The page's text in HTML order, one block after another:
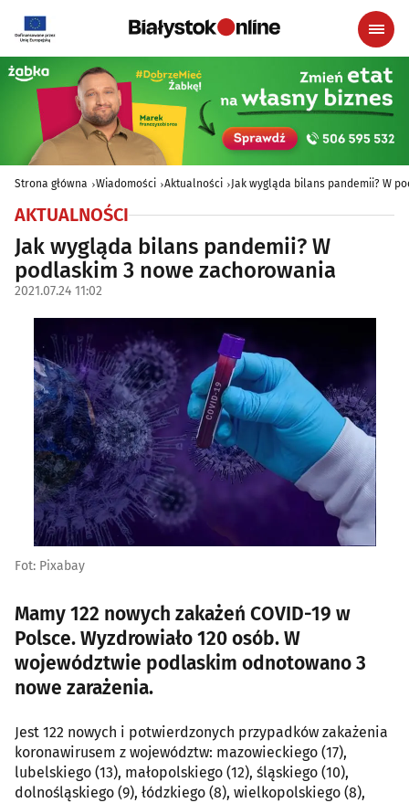
Strona główna Wiadomości Aktualności Jak wygląda bilans pandemii? W
AKTUALNOŚCI
Jak wygląda bilans pandemii? W
podlaskim 3 nowe zachorowania
2021.07.24 11:02
Fot: Pixabay
Mamy 122 nowych zakażeń COVID-19 w
Polsce. Wyzdrowiało 120 osób. W
województwie podlaskim odnotowano 3
nowe zarażenia.
Jest 122 nowych i potwierdzonych przypadków zakażenia
koronawirusem z województw: mazowieckiego (17),
lubelskiego (13), małopolskiego (12), śląskiego (10),
dolnośląskiego (9), łódzkiego (8), wielkopolskiego (8),